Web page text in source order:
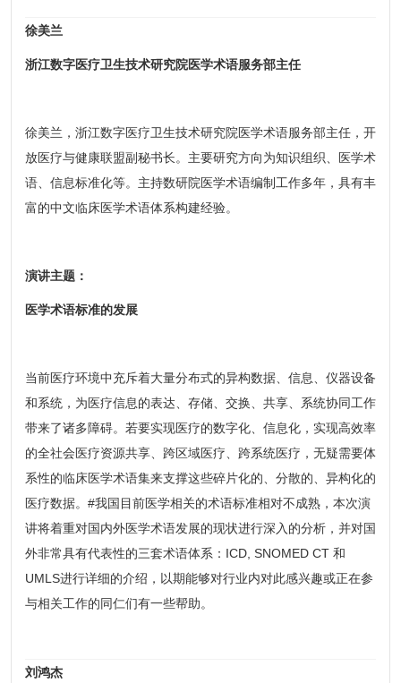
徐美兰
浙江数字医疗卫生技术研究院医学术语服务部主任
徐美兰，浙江数字医疗卫生技术研究院医学术语服务部主任，开
放医疗与健康联盟副秘书长。主要研究方向为知识组织、医学术
语、信息标准化等。主持数研院医学术语编制工作多年，具有丰
富的中文临床医学术语体系构建经验。
演讲主题：
医学术语标准的发展
当前医疗环境中充斥着大量分布式的异构数据、信息、仪器设备
和系统，为医疗信息的表达、存储、交换、共享、系统协同工作
带来了诸多障碍。若要实现医疗的数字化、信息化，实现高效率
的全社会医疗资源共享、跨区域医疗、跨系统医疗，无疑需要体
系性的临床医学术语集来支撑这些碎片化的、分散的、异构化的
医疗数据。#我国目前医学相关的术语标准相对不成熟，本次演
讲将着重对国内外医学术语发展的现状进行深入的分析，并对国
外非常具有代表性的三套术语体系：ICD, SNOMED CT 和
UMLS进行详细的介绍，以期能够对行业内对此感兴趣或正在参
与相关工作的同仁们有一些帮助。
刘鸿杰